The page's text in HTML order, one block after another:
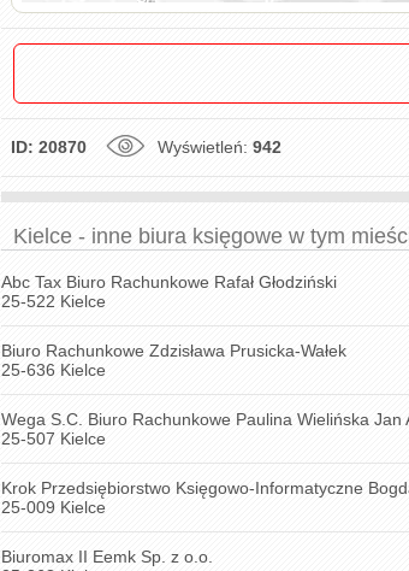
ID: 20870 Wyświetleń: 942
Kielce - inne biura księgowe w tym
Abc Tax Biuro Rachunkowe Rafał Głodziński
25-522 Kielce
Biuro Rachunkowe Zdzisława Prusicka-Wałek
25-636 Kielce
Wega S.C. Biuro Rachunkowe Paulina Wielińska Jan
25-507 Kielce
Krok Przedsiębiorstwo Księgowo-Informatyczne
25-009 Kielce
Biuromax II Eemk Sp. z o.o.